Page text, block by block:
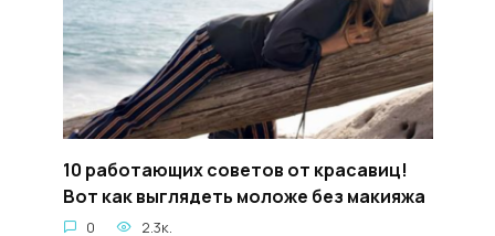
10 работающих советов от красавиц!
Вот как выглядеть моложе без макияжа
0 2.3к.